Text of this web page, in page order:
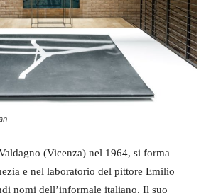
(Vicenza) nel 1964, si forma
e nel laboratorio del pittore Emilio
nomi dell’informale italiano. Il suo